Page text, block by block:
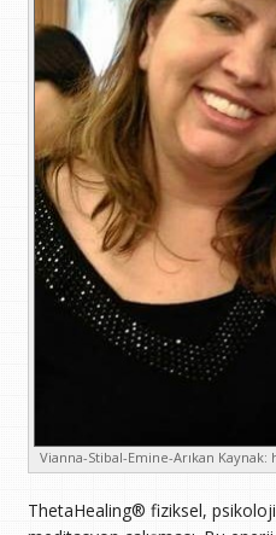
Vianna-Stibal-Emine-Arıkan
ThetaHealing® fiziksel,